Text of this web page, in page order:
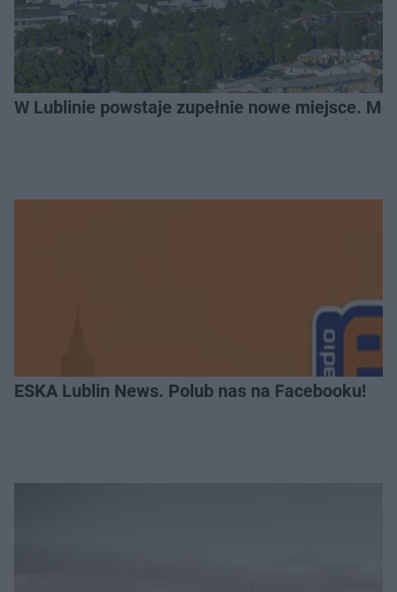
W Lublinie powstaje zupełnie nowe miejsce.
ESKA Lublin News. Polub nas na Facebooku!